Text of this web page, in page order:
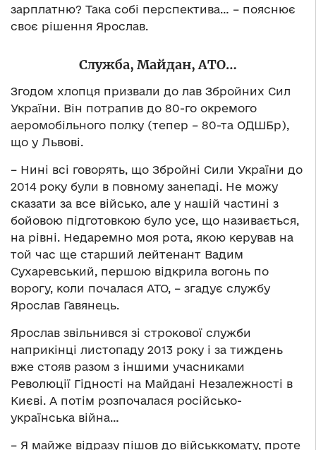
зарплатню? Така собі перспектива… – пояснює
своє рішення Ярослав.
Служба, Майдан, АТО…
Згодом хлопця призвали до лав Збройних Сил
України. Він потрапив до 80-го окремого
аеромобільного полку (тепер – 80-та ОДШБр),
що у Львові.
– Нині всі говорять, що Збройні Сили України до
2014 року були в повному занепаді. Не можу
сказати за все військо, але у нашій частині з
бойовою підготовкою було усе, що називається,
на рівні. Недаремно моя рота, якою керував на
той час ще старший лейтенант Вадим
Сухаревський, першою відкрила вогонь по
ворогу, коли почалася АТО, – згадує службу
Ярослав Гавянець.
Ярослав звільнився зі строкової служби
наприкінці листопаду 2013 року і за тиждень
вже стояв разом з іншими учасниками
Революції Гідності на Майдані Незалежності в
Києві. А потім розпочалася російсько-
українська війна…
– Я майже відразу пішов до військкомату, проте